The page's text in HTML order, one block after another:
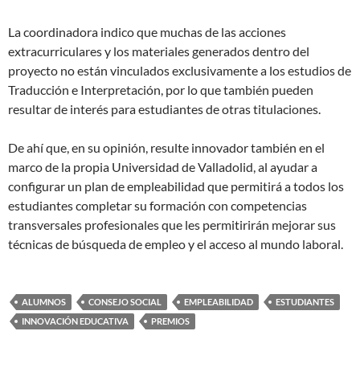
La coordinadora indico que muchas de las acciones
extracurriculares y los materiales generados dentro del
proyecto no están vinculados exclusivamente a los estudios de
Traducción e Interpretación, por lo que también pueden
resultar de interés para estudiantes de otras titulaciones.
De ahí que, en su opinión, resulte innovador también en el
marco de la propia Universidad de Valladolid, al ayudar a
configurar un plan de empleabilidad que permitirá a todos los
estudiantes completar su formación con competencias
transversales profesionales que les permitirirán mejorar sus
técnicas de búsqueda de empleo y el acceso al mundo laboral.
ALUMNOS CONSEJO SOCIAL EMPLEABILIDAD
ESTUDIANTES
INNOVACIÓN EDUCATIVA
PREMIOS